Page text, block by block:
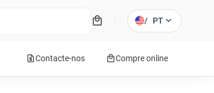
local_mall / PT expand_more
request_quoteContacte-nos local_mallCompre online